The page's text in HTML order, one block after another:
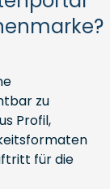
zu
Profil,
für die